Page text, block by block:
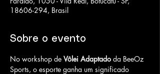
18606-294, Brasil
Sobre o evento
No workshop de Vôlei Adaptado da BeeOz
Sports, o esporte ganha um significado